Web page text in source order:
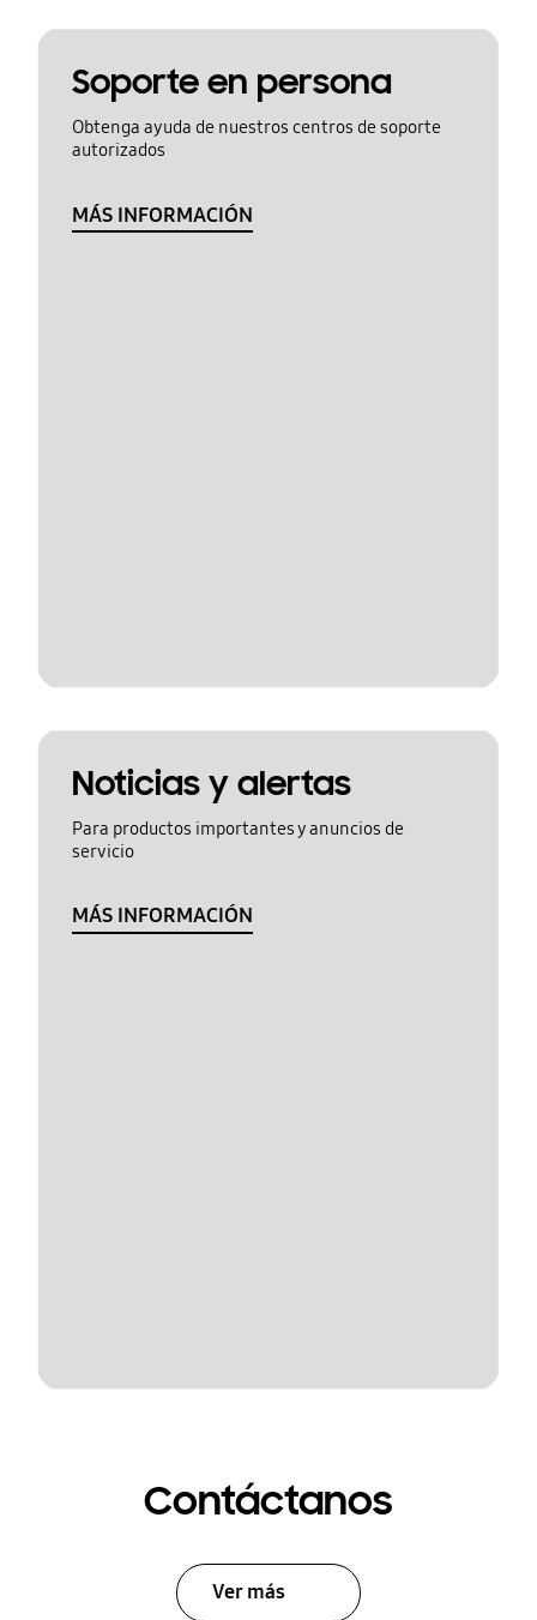
Soporte en persona
Obtenga ayuda de nuestros centros de soporte
autorizados
MÁS INFORMACIÓN
Noticias y alertas
Para productos importantes y anuncios de
servicio
MÁS INFORMACIÓN
Contáctanos
Ver más